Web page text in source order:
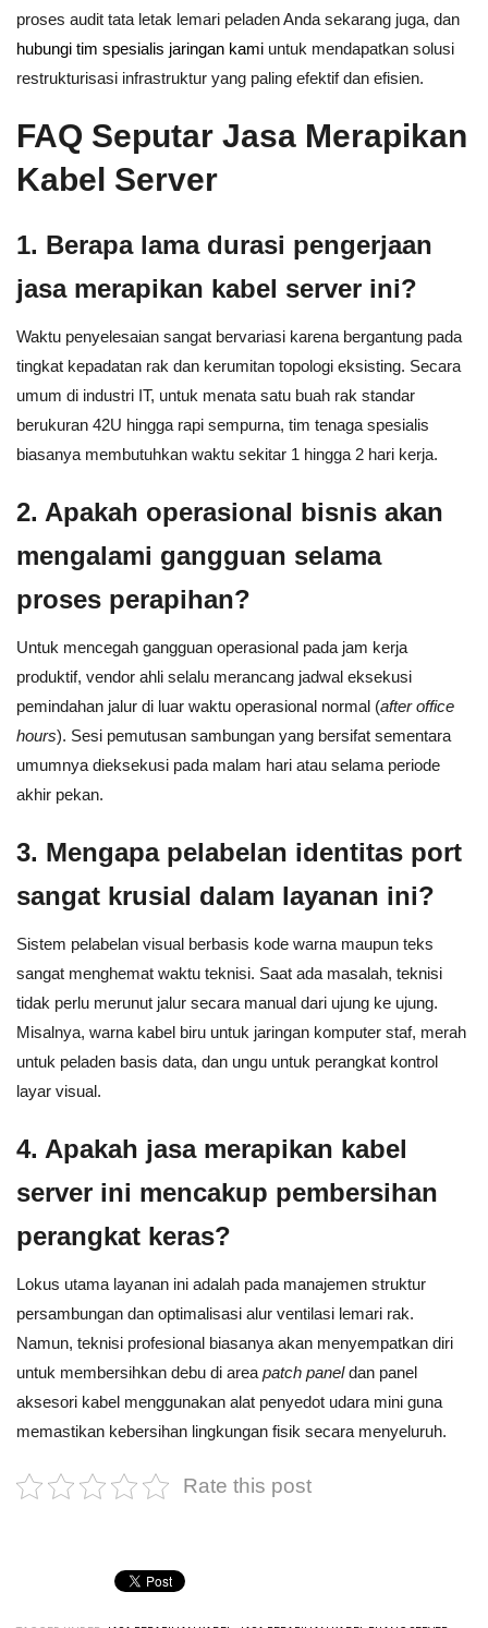
proses audit tata letak lemari peladen Anda sekarang juga, dan
hubungi tim spesialis jaringan kami untuk mendapatkan solusi
restrukturisasi infrastruktur yang paling efektif dan efisien.
FAQ Seputar Jasa Merapikan
Kabel Server
1. Berapa lama durasi pengerjaan
jasa merapikan kabel server ini?
Waktu penyelesaian sangat bervariasi karena bergantung pada
tingkat kepadatan rak dan kerumitan topologi eksisting. Secara
umum di industri IT, untuk menata satu buah rak standar
berukuran 42U hingga rapi sempurna, tim tenaga spesialis
biasanya membutuhkan waktu sekitar 1 hingga 2 hari kerja.
2. Apakah operasional bisnis akan
mengalami gangguan selama
proses perapihan?
Untuk mencegah gangguan operasional pada jam kerja
produktif, vendor ahli selalu merancang jadwal eksekusi
pemindahan jalur di luar waktu operasional normal (after office
hours). Sesi pemutusan sambungan yang bersifat sementara
umumnya dieksekusi pada malam hari atau selama periode
akhir pekan.
3. Mengapa pelabelan identitas port
sangat krusial dalam layanan ini?
Sistem pelabelan visual berbasis kode warna maupun teks
sangat menghemat waktu teknisi. Saat ada masalah, teknisi
tidak perlu merunut jalur secara manual dari ujung ke ujung.
Misalnya, warna kabel biru untuk jaringan komputer staf, merah
untuk peladen basis data, dan ungu untuk perangkat kontrol
layar visual.
4. Apakah jasa merapikan kabel
server ini mencakup pembersihan
perangkat keras?
Lokus utama layanan ini adalah pada manajemen struktur
persambungan dan optimalisasi alur ventilasi lemari rak.
Namun, teknisi profesional biasanya akan menyempatkan diri
untuk membersihkan debu di area patch paneldan panel
aksesori kabel menggunakan alat penyedot udara mini guna
memastikan kebersihan lingkungan fisik secara menyeluruh.
Rate this post